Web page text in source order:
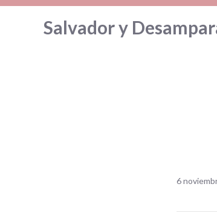
Saltar
Salvador y
6